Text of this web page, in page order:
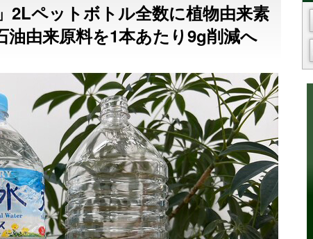
2Lペットボトル全数に植物由来素
油由来原料を1本あたり9g削減へ